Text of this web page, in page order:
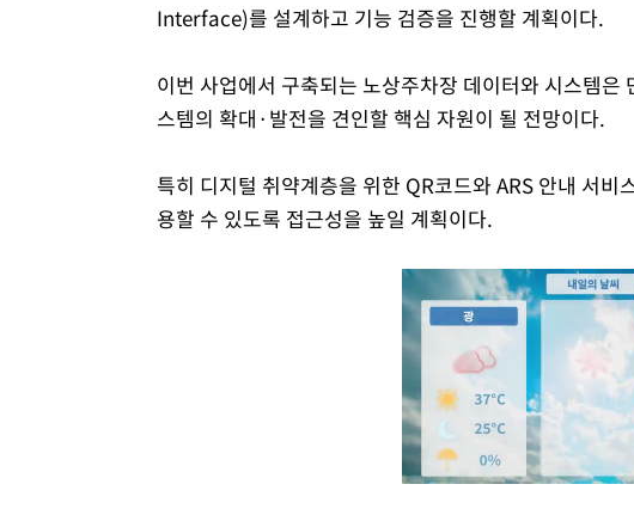
Interface)를 설계하고 기능 검증을 진행할 계획이다.
이번 사업에서 구축되는 노상주차장 데이터와 시스템
스템의 확대·발전을 견인할 핵심 자원이 될 전망이다.
특히 디지털 취약계층을 위한 QR코드와 ARS 안내 서비
용할 수 있도록 접근성을 높일 계획이다.